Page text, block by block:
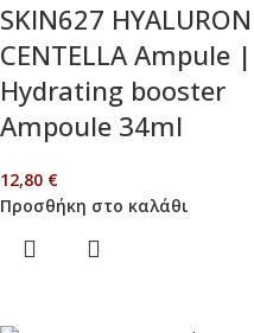
SKIN627 HYALURON
CENTELLA Ampule |
Hydrating booster
Ampoule 34ml
12,80 €
Προσθήκη στο καλάθι